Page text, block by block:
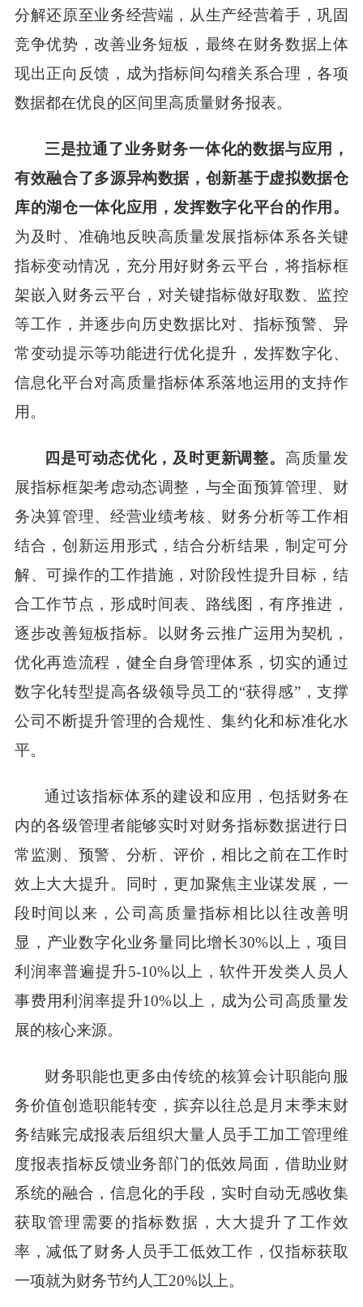
分解还原至业务经营端，从生产经营着手，巩固
竞争优势，改善业务短板，最终在财务数据上体
现出正向反馈，成为指标间勾稽关系合理，各项
数据都在优良的区间里高质量财务报表。
三是拉通了业务财务一体化的数据与应用，
有效融合了多源异构数据，创新基于虚拟数据仓
库的湖仓一体化应用，发挥数字化平台的作用。
为及时、准确地反映高质量发展指标体系各关键
指标变动情况，充分用好财务云平台，将指标框
架嵌入财务云平台，对关键指标做好取数、监控
等工作，并逐步向历史数据比对、指标预警、异
常变动提示等功能进行优化提升，发挥数字化、
信息化平台对高质量指标体系落地运用的支持作
用。
四是可动态优化，及时更新调整。 高质量发
展指标框架考虑动态调整，与全面预算管理、财
务决算管理、经营业绩考核、财务分析等工作相
结合，创新运用形式，结合分析结果，制定可分
解、可操作的工作措施，对阶段性提升目标，结
合工作节点，形成时间表、路线图，有序推进，
逐步改善短板指标。以财务云推广运用为契机，
优化再造流程，健全自身管理体系，切实的通过
数字化转型提高各级领导员工的“获得感”，支撑
公司不断提升管理的合规性、集约化和标准化水
平。
通过该指标体系的建设和应用，包括财务在
内的各级管理者能够实时对财务指标数据进行日
常监测、预警、分析、评价，相比之前在工作时
效上大大提升。同时，更加聚焦主业谋发展，一
段时间以来，公司高质量指标相比以往改善明
显，产业数字化业务量同比增长30%以上，项目
利润率普遍提升5-10%以上，软件开发类人员人
事费用利润率提升10%以上，成为公司高质量发
展的核心来源。
财务职能也更多由传统的核算会计职能向服
务价值创造职能转变，摈弃以往总是月末季末财
务结账完成报表后组织大量人员手工加工管理维
度报表指标反馈业务部门的低效局面，借助业财
系统的融合，信息化的手段，实时自动无感收集
获取管理需要的指标数据，大大提升了工作效
率，减低了财务人员手工低效工作，仅指标获取
一项就为财务节约人工20%以上。